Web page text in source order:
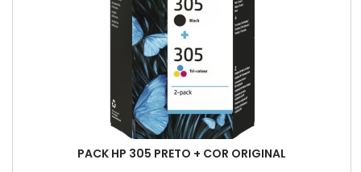
PACK HP 305 PRETO + COR ORIGINAL